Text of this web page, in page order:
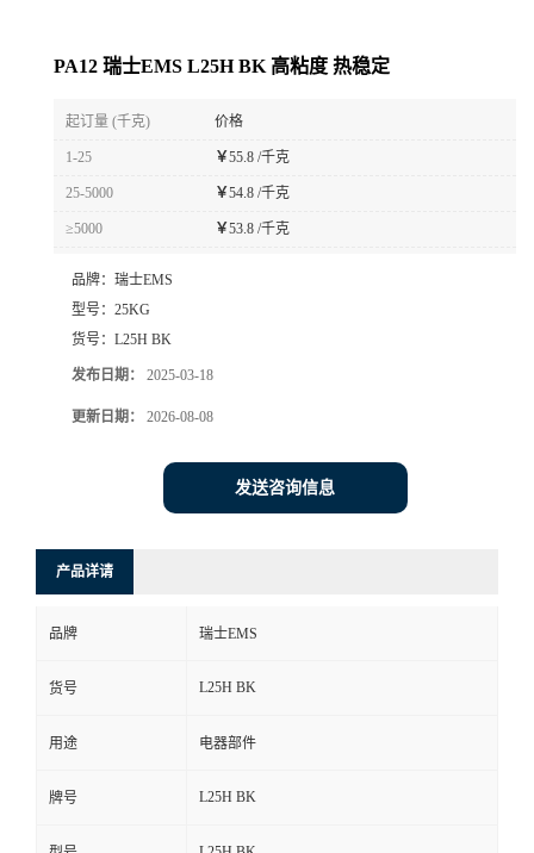
PA12 瑞士EMS L25H BK 高粘度 热稳定
起订量 (千克) 价格
1-25 ￥55.8 /千克
25-5000 ￥54.8 /千克
≥5000 ￥53.8 /千克
品牌： 瑞士EMS
型号： 25KG
货号： L25H BK
发布日期： 2025-03-18
更新日期： 2026-08-08
发送咨询信息
产品详请
品牌 瑞士EMS
货号 L25H BK
用途 电器部件
牌号 L25H BK